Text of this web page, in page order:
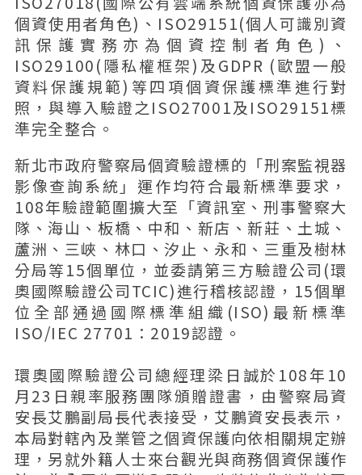
個資使用者角色)、ISO29151(個人可識別資
訊保護實務亦為個資控制者角色)、
ISO29100(隱私權框架)及GDPR (歐盟一般
資料保護規範)等四項個資保護標準進行對
照，與導入驗證之ISO27001及ISO29151標
準完全整合。
新北市政府警察局個資驗證標的「刑案監視器
影像查詢系統」運作均符合最新標準要求，
108年驗證範圍擴大至「資訊室、刑事警察大
隊、海山、板橋、中和、新店、新莊、土城、
蘆洲、三峽、林口、汐止、永和、三重及樹林
分局等15個單位，並委請第三方驗證公司(環
奧國際驗證公司TCIC)進行稽核認證，15個單
位全部通過國際標準組織(ISO)最新標準
ISO/IEC 27701：2019認證。
環奧國際驗證公司總經理梁日誠於108年10
月23日親率服務團隊頒贈證書，由警察局資
安長艾鵬副局長代表接受，艾鵬資安長表示，
本局對轄內及業管之個資保護向依相關規定辦
理，另就外籍人士來台觀光與商務個資保護作